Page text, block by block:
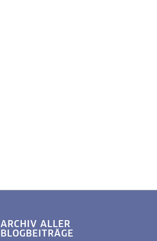
ARCHIV ALLER
BLOGBEITRÄGE